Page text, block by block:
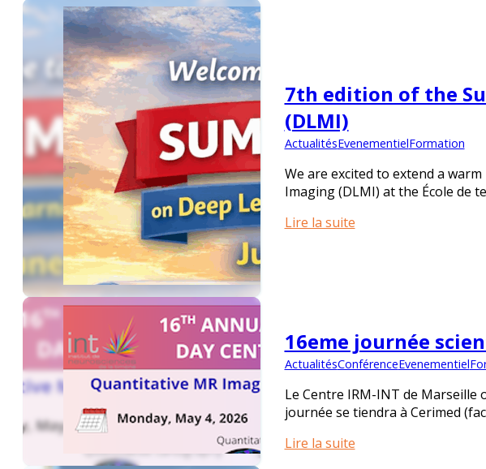
7th edition of the
(DLMI)
ActualitésEvenementielFormation
We are excited to extend a
Imaging (DLMI) at the École de
Lire la suite
16eme journée
ActualitésConférenceEvenementiel
Le Centre IRM-INT de Marseille
journée se tiendra à Cerimed
Lire la suite